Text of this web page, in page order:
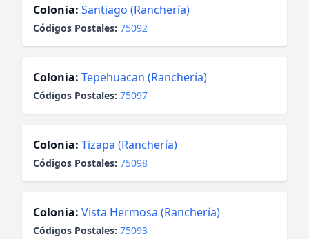
Colonia: Santiago (Ranchería)
Códigos Postales: 75092
Colonia: Tepehuacan (Ranchería)
Códigos Postales: 75097
Colonia: Tizapa (Ranchería)
Códigos Postales: 75098
Colonia: Vista Hermosa (Ranchería)
Códigos Postales: 75093